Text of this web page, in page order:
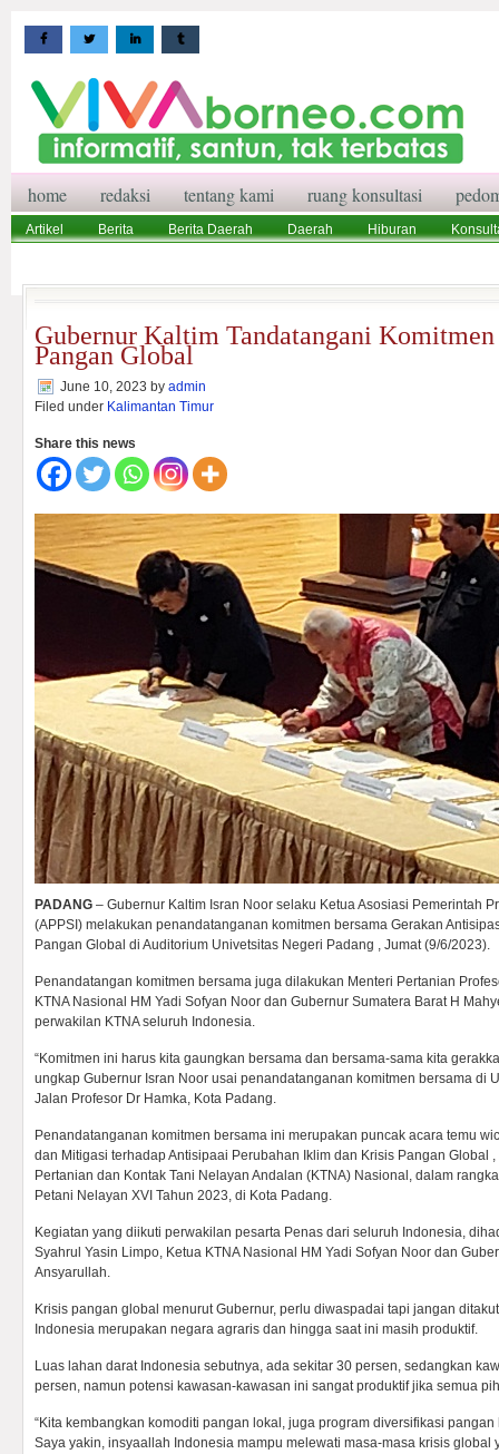
home redaksi tentang kami ruang konsultasi
Artikel Berita Berita Daerah Daerah Hiburan
Gubernur Kaltim Tandatangani
Pangan Global
June 10, 2023 by admin
Filed under Kalimantan Timur
Share this news
PADANG – Gubernur Kaltim Isran Noor selaku Ketua Asosiasi Pemerintah
(APPSI) melakukan penandatanganan komitmen bersama Gerakan
Pangan Global di Auditorium Univetsitas Negeri Padang , Jumat (9/6/2023).
Penandatangan komitmen bersama juga dilakukan Menteri Pertanian
KTNA Nasional HM Yadi Sofyan Noor dan Gubernur Sumatera Barat H
perwakilan KTNA seluruh Indonesia.
“Komitmen ini harus kita gaungkan bersama dan bersama-sama kita
ungkap Gubernur Isran Noor usai penandatanganan komitmen bersama di
Jalan Profesor Dr Hamka, Kota Padang.
Penandatanganan komitmen bersama ini merupakan puncak acara temu
dan Mitigasi terhadap Antisipaai Perubahan Iklim dan Krisis Pangan Global
Pertanian dan Kontak Tani Nelayan Andalan (KTNA) Nasional, dalam
Petani Nelayan XVI Tahun 2023, di Kota Padang.
Kegiatan yang diikuti perwakilan pesarta Penas dari seluruh Indonesia,
Syahrul Yasin Limpo, Ketua KTNA Nasional HM Yadi Sofyan Noor dan
Ansyarullah.
Krisis pangan global menurut Gubernur, perlu diwaspadai tapi jangan
Indonesia merupakan negara agraris dan hingga saat ini masih produktif.
Luas lahan darat Indonesia sebutnya, ada sekitar 30 persen, sedangkan
persen, namun potensi kawasan-kawasan ini sangat produktif jika semua
“Kita kembangkan komoditi pangan lokal, juga program diversifikasi
Saya yakin, insyaallah Indonesia mampu melewati masa-masa krisis global